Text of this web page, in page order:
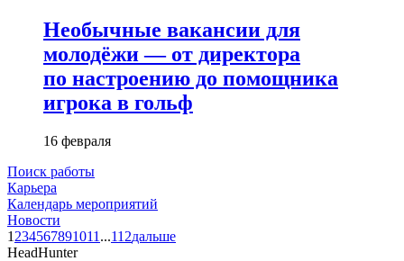
Необычные вакансии для
молодёжи — от директора
по настроению до помощника
игрока в гольф
16 февраля
Поиск работы
Карьера
Календарь мероприятий
Новости
1 234567891011 ...112дальше
HeadHunter